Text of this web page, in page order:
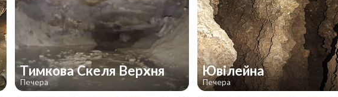
Тимкова Скеля Верхня
Печера
Ювілейна
Печера